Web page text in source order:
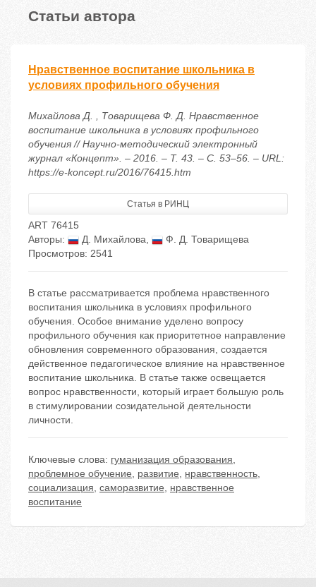
Статьи автора
Нравственное воспитание школьника в
условиях профильного обучения
Михайлова Д. , Товарищева Ф. Д. Нравственное
воспитание школьника в условиях профильного
обучения // Научно-методический электронный
журнал «Концепт». – 2016. – Т. 43. – С. 53–56. – URL:
https://e-koncept.ru/2016/76415.htm
Статья в РИНЦ
ART 76415
Авторы:
Д. Михайлова,
Ф. Д. Товарищева
Просмотров: 2541
В статье рассматривается проблема нравственного
воспитания школьника в условиях профильного
обучения. Особое внимание уделено вопросу
профильного обучения как приоритетное направление
обновления современного образования, создается
действенное педагогическое влияние на нравственное
воспитание школьника. В статье также освещается
вопрос нравственности, который играет большую роль
в стимулировании созидательной деятельности
личности.
Ключевые слова: гуманизация образования,
проблемное обучение, развитие, нравственность,
социализация, саморазвитие, нравственное
воспитание